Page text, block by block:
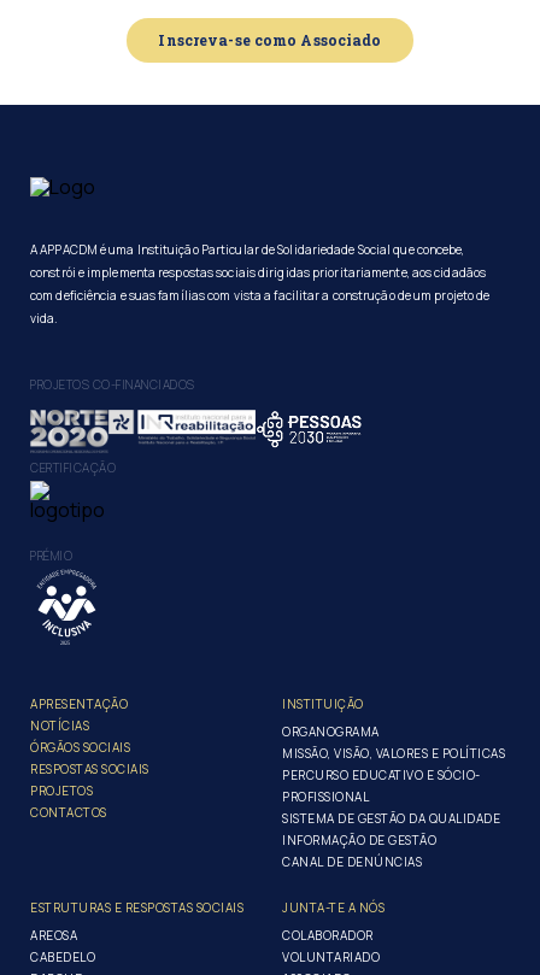
Inscreva-se como Associado
A APPACDM é uma Instituição Particular de Solidariedade Social que concebe,
constrói e implementa respostas sociais dirigidas prioritariamente, aos cidadãos
com deficiência e suas famílias com vista a facilitar a construção de um projeto de
vida.
PROJETOS CO-FINANCIADOS
CERTIFICAÇÃO
PRÉMIO
APRESENTAÇÃO
NOTÍCIAS
ÓRGÃOS SOCIAIS
RESPOSTAS SOCIAIS
PROJETOS
CONTACTOS
INSTITUIÇÃO
ORGANOGRAMA
MISSÃO, VISÃO, VALORES E POLÍTICAS
PERCURSO EDUCATIVO E SÓCIO-
PROFISSIONAL
SISTEMA DE GESTÃO DA QUALIDADE
INFORMAÇÃO DE GESTÃO
CANAL DE DENÚNCIAS
ESTRUTURAS E RESPOSTAS SOCIAIS
AREOSA
CABEDELO
JUNTA-TE A NÓS
COLABORADOR
VOLUNTARIADO